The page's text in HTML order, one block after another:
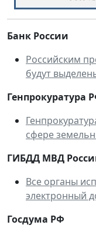
Банк России
Российским
будут
Генпрокуратура
сфере
ГИБДД МВД
Все органы
электронный
Госдума РФ